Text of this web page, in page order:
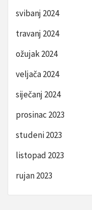
svibanj 2024
travanj 2024
ožujak 2024
veljača 2024
siječanj 2024
prosinac 2023
studeni 2023
listopad 2023
rujan 2023